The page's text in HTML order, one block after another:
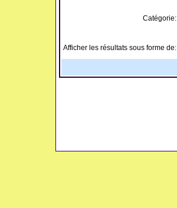
Catégorie:
Afficher les résultats sous forme de: